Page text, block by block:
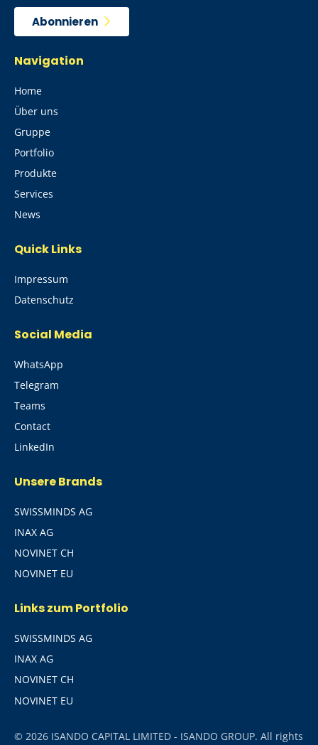
Abonnieren
Navigation
Home
Über uns
Gruppe
Portfolio
Produkte
Services
News
Quick Links
Impressum
Datenschutz
Social Media
WhatsApp
Telegram
Teams
Contact
LinkedIn
Unsere Brands
SWISSMINDS AG
INAX AG
NOVINET CH
NOVINET EU
Links zum Portfolio
SWISSMINDS AG
INAX AG
NOVINET CH
NOVINET EU
© 2026 ISANDO CAPITAL LIMITED - ISANDO GROUP. All rights